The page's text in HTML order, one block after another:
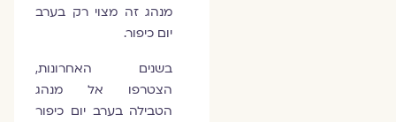
מנהג זה מצוי רק בערב
יום כיפור.
בשנים האחרונות,
הצטרפו אל מנהג
הטבילה בערב יום כיפור